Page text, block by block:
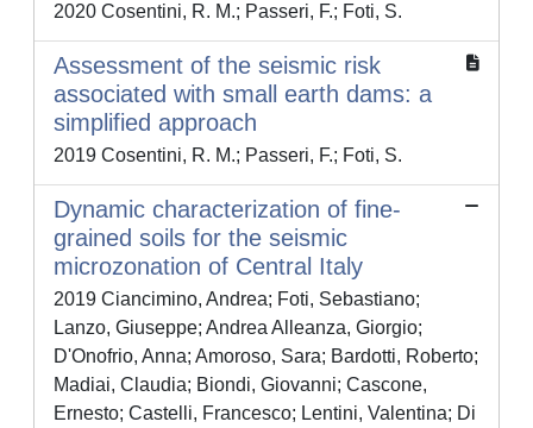
2020 Cosentini, R. M.; Passeri, F.; Foti, S.
Assessment of the seismic risk
associated with small earth dams: a
simplified approach
2019 Cosentini, R. M.; Passeri, F.; Foti, S.
Dynamic characterization of fine-
grained soils for the seismic
microzonation of Central Italy
2019 Ciancimino, Andrea; Foti, Sebastiano;
Lanzo, Giuseppe; Andrea Alleanza, Giorgio;
D'Onofrio, Anna; Amoroso, Sara; Bardotti, Roberto;
Madiai, Claudia; Biondi, Giovanni; Cascone,
Ernesto; Castelli, Francesco; Lentini, Valentina; Di